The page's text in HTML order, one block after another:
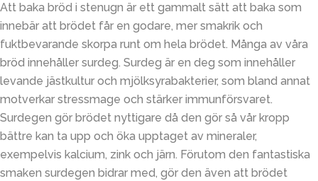
Att baka bröd i stenugn är ett gammalt sätt att baka som
innebär att brödet får en godare, mer smakrik och
fuktbevarande skorpa runt om hela brödet. Många av våra
bröd innehåller surdeg. Surdeg är en deg som innehåller
levande jästkultur och mjölksyrabakterier, som bland annat
motverkar stressmage och stärker immunförsvaret.
Surdegen gör brödet nyttigare då den gör så vår kropp
bättre kan ta upp och öka upptaget av mineraler,
exempelvis kalcium, zink och järn. Förutom den fantastiska
smaken surdegen bidrar med, gör den även att brödet